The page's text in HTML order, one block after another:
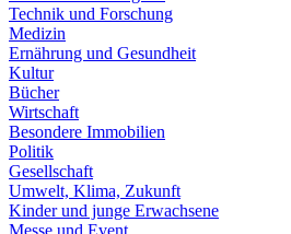
Technik und Forschung
Medizin
Ernährung und Gesundheit
Kultur
Bücher
Wirtschaft
Besondere Immobilien
Politik
Gesellschaft
Umwelt, Klima, Zukunft
Kinder und junge Erwachsene
Messe und Event